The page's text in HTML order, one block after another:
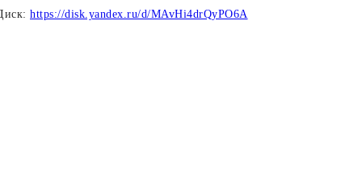
https://disk.yandex.ru/d/MAvHi4drQyPO6A